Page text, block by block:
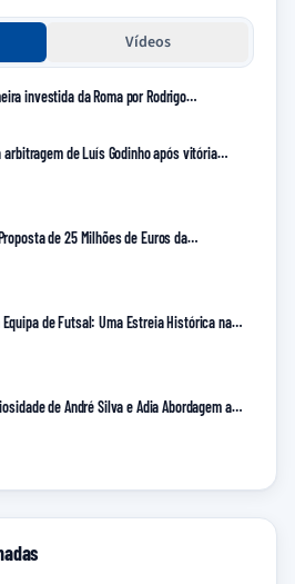
Vídeos
investida da Roma por Rodrigo…
arbitragem de Luís Godinho após vitória…
de 25 Milhões de Euros da…
Equipa de Futsal: Uma Estreia Histórica na…
de André Silva e Adia Abordagem a…